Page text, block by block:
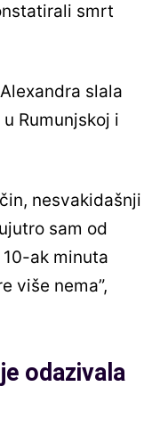
smrt
slala
Rumunjskoj i
nesvakidašnji
sam od
ak minuta
više nema”,
odazivala